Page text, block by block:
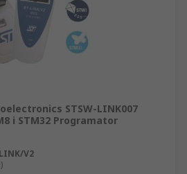
STSW-LINK007
i STM32 Programator
V2